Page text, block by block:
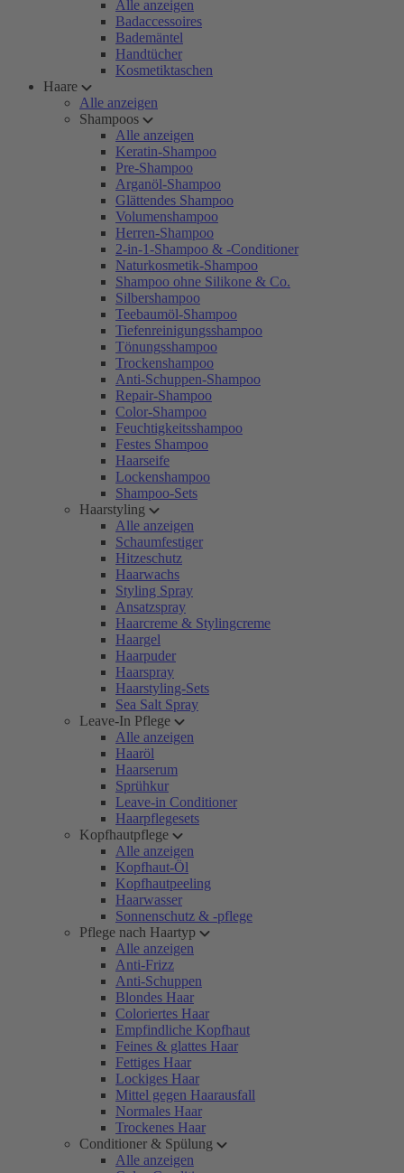
Alle anzeigen
Badaccessoires
Bademäntel
Handtücher
Kosmetiktaschen
Haare
Alle anzeigen
Shampoos
Alle anzeigen
Keratin-Shampoo
Pre-Shampoo
Arganöl-Shampoo
Glättendes Shampoo
Volumenshampoo
Herren-Shampoo
2-in-1-Shampoo & -Conditioner
Naturkosmetik-Shampoo
Shampoo ohne Silikone & Co.
Silbershampoo
Teebaumöl-Shampoo
Tiefenreinigungsshampoo
Tönungsshampoo
Trockenshampoo
Anti-Schuppen-Shampoo
Repair-Shampoo
Color-Shampoo
Feuchtigkeitsshampoo
Festes Shampoo
Haarseife
Lockenshampoo
Shampoo-Sets
Haarstyling
Alle anzeigen
Schaumfestiger
Hitzeschutz
Haarwachs
Styling Spray
Ansatzspray
Haarcreme & Stylingcreme
Haargel
Haarpuder
Haarspray
Haarstyling-Sets
Sea Salt Spray
Leave-In Pflege
Alle anzeigen
Haaröl
Haarserum
Sprühkur
Leave-in Conditioner
Haarpflegesets
Kopfhautpflege
Alle anzeigen
Kopfhaut-Öl
Kopfhautpeeling
Haarwasser
Sonnenschutz & -pflege
Pflege nach Haartyp
Alle anzeigen
Anti-Frizz
Anti-Schuppen
Blondes Haar
Coloriertes Haar
Empfindliche Kopfhaut
Feines & glattes Haar
Fettiges Haar
Lockiges Haar
Mittel gegen Haarausfall
Normales Haar
Trockenes Haar
Conditioner & Spülung
Alle anzeigen